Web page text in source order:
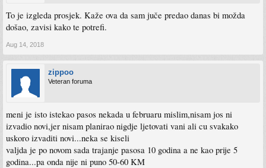
To je izgleda prosjek. Kaže ova da sam juče predao danas bi možda
došao, zavisi kako te potrefi.
Aug 14, 2018
zippoo
Veteran foruma
meni je isto istekao pasos nekada u februaru mislim,nisam jos ni
izvadio novi,jer nisam planirao nigdje ljetovati vani ali cu svakako
uskoro izvaditi novi...neka se kiseli
valjda je po novom sada trajanje pasosa 10 godina a ne kao prije 5
godina...pa onda nije ni puno 50-60 KM